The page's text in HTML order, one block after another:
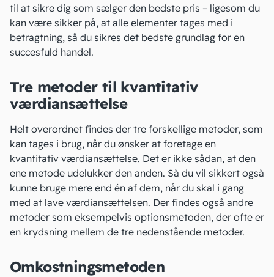
til at sikre dig som sælger den bedste pris – ligesom du
kan være sikker på, at alle elementer tages med i
betragtning, så du sikres det bedste grundlag for en
succesfuld handel.
Tre metoder til kvantitativ
værdiansættelse
Helt overordnet findes der tre forskellige metoder, som
kan tages i brug, når du ønsker at foretage en
kvantitativ værdiansættelse. Det er ikke sådan, at den
ene metode udelukker den anden. Så du vil sikkert også
kunne bruge mere end én af dem, når du skal i gang
med at lave værdiansættelsen. Der findes også andre
metoder som eksempelvis optionsmetoden, der ofte er
en krydsning mellem de tre nedenstående metoder.
Omkostningsmetoden